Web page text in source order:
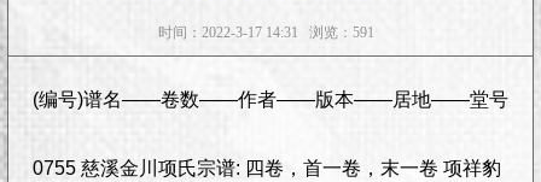
时间：2022-3-17 14:31 浏览：591
(编号)谱名——卷数——作者——版本——居地——堂号
0755 慈溪金川项氏宗谱: 四卷，首一卷，末一卷 项祥豹